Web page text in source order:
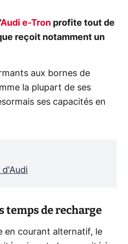
Audi e-Tron profite tout de
reçoit notamment un
aux bornes de
la plupart de ses
ses capacités en
temps de recharge
en courant alternatif, le